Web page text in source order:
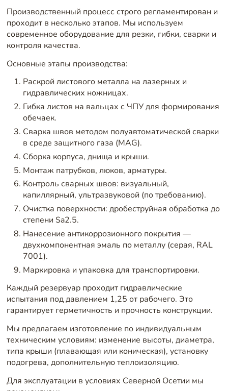
Производственный процесс строго регламентирован и
проходит в несколько этапов. Мы используем
современное оборудование для резки, гибки, сварки и
контроля качества.
Основные этапы производства:
Раскрой листового металла на лазерных и
гидравлических ножницах.
Гибка листов на вальцах с ЧПУ для формирования
обечаек.
Сварка швов методом полуавтоматической сварки
в среде защитного газа (MAG).
Сборка корпуса, днища и крыши.
Монтаж патрубков, люков, арматуры.
Контроль сварных швов: визуальный,
капиллярный, ультразвуковой (по требованию).
Очистка поверхности: дробеструйная обработка до
степени Sa2.5.
Нанесение антикоррозионного покрытия —
двухкомпонентная эмаль по металлу (серая, RAL
7001).
Маркировка и упаковка для транспортировки.
Каждый резервуар проходит гидравлические
испытания под давлением 1,25 от рабочего. Это
гарантирует герметичность и прочность конструкции.
Мы предлагаем изготовление по индивидуальным
техническим условиям: изменение высоты, диаметра,
типа крыши (плавающая или коническая), установку
подогрева, дополнительную теплоизоляцию.
Для эксплуатации в условиях Северной Осетии мы